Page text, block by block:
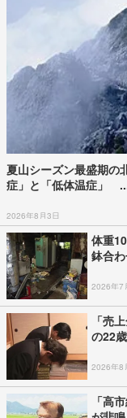
夏山シーズン最盛期
症」と「低体温症」
2026年8月3日
体重
鉢合
2026年7
「売
の22
2026年8
「高